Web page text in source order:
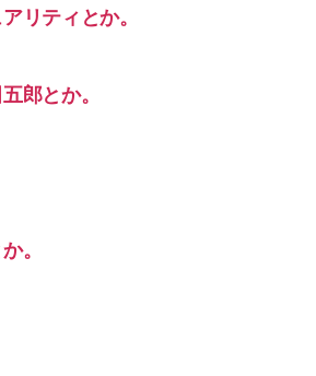
リティとか。
郎とか。
。